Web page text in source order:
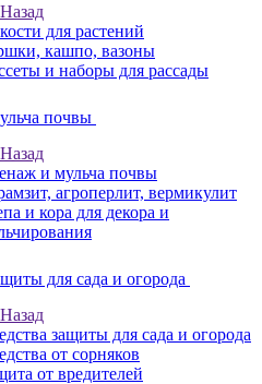
Назад
для растений
кашпо, вазоны
и наборы для рассады
почвы
Назад
и мульча почвы
агроперлит, вермикулит
и кора для декора и
для сада и огорода
Назад
защиты для сада и огорода
от сорняков
от вредителей